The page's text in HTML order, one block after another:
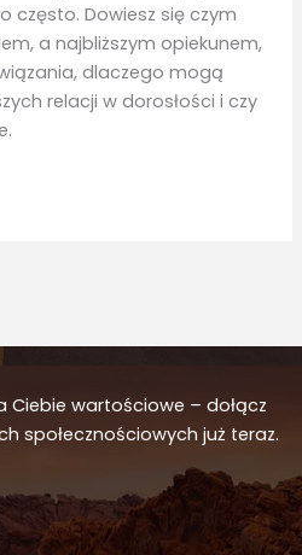
często. Dowiesz się czym
a najbliższym opiekunem,
dlaczego mogą
relacji w dorosłości i czy
Ciebie wartościowe – dołącz
społecznościowych już teraz.